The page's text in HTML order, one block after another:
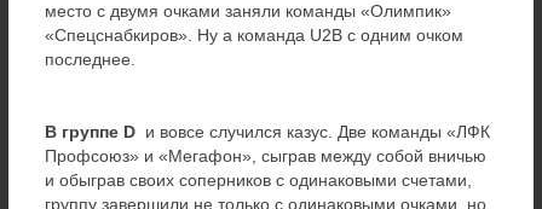
место с двумя очками заняли команды «Олимпик»
«Спецснабкиров». Ну а команда U2B с одним очком
последнее.
В группе Dи вовсе случился казус. Две команды «ЛФК
Профсоюз» и «Мегафон», сыграв между собой вничью
и обыграв своих соперников с одинаковыми счетами,
группу завершили не только с одинаковыми очками, но